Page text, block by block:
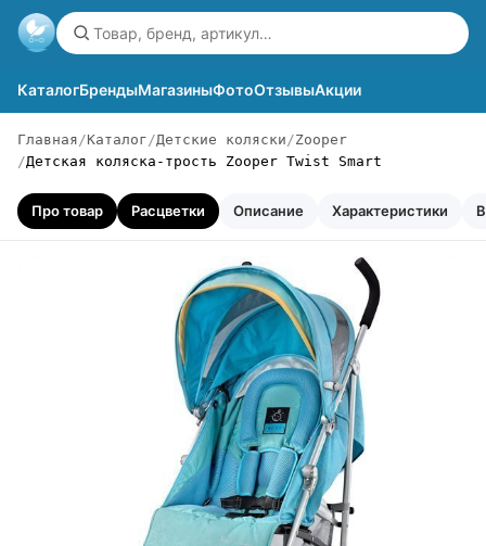
КаталогБрендыМагазиныФотоОтзывыАкции
Главная Каталог Детские коляски
Zooper
Детская коляска-трость Zooper Twist Smart
Про товар Расцветки Описание Характеристики